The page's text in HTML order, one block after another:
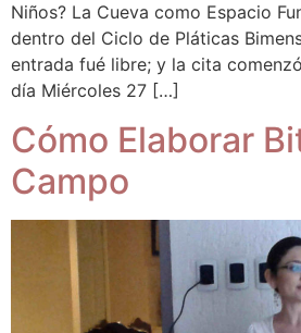
Niños? La Cueva como Espacio
dentro del Ciclo de Pláticas
entrada fué libre; y la cita
día Miércoles 27 […]
Cómo Elaborar
Campo